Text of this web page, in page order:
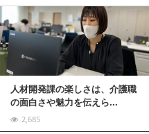
人材開発課の楽しさは、介護職
の面白さや魅力を伝えら...
2,685
記事を読む